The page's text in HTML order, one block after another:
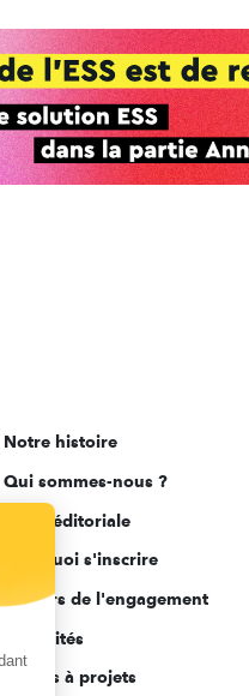
Notre histoire
Qui sommes-nous ?
Ligne éditoriale
Pourquoi s'inscrire
Acteurs de l'engagement
Actualités
Appels à projets